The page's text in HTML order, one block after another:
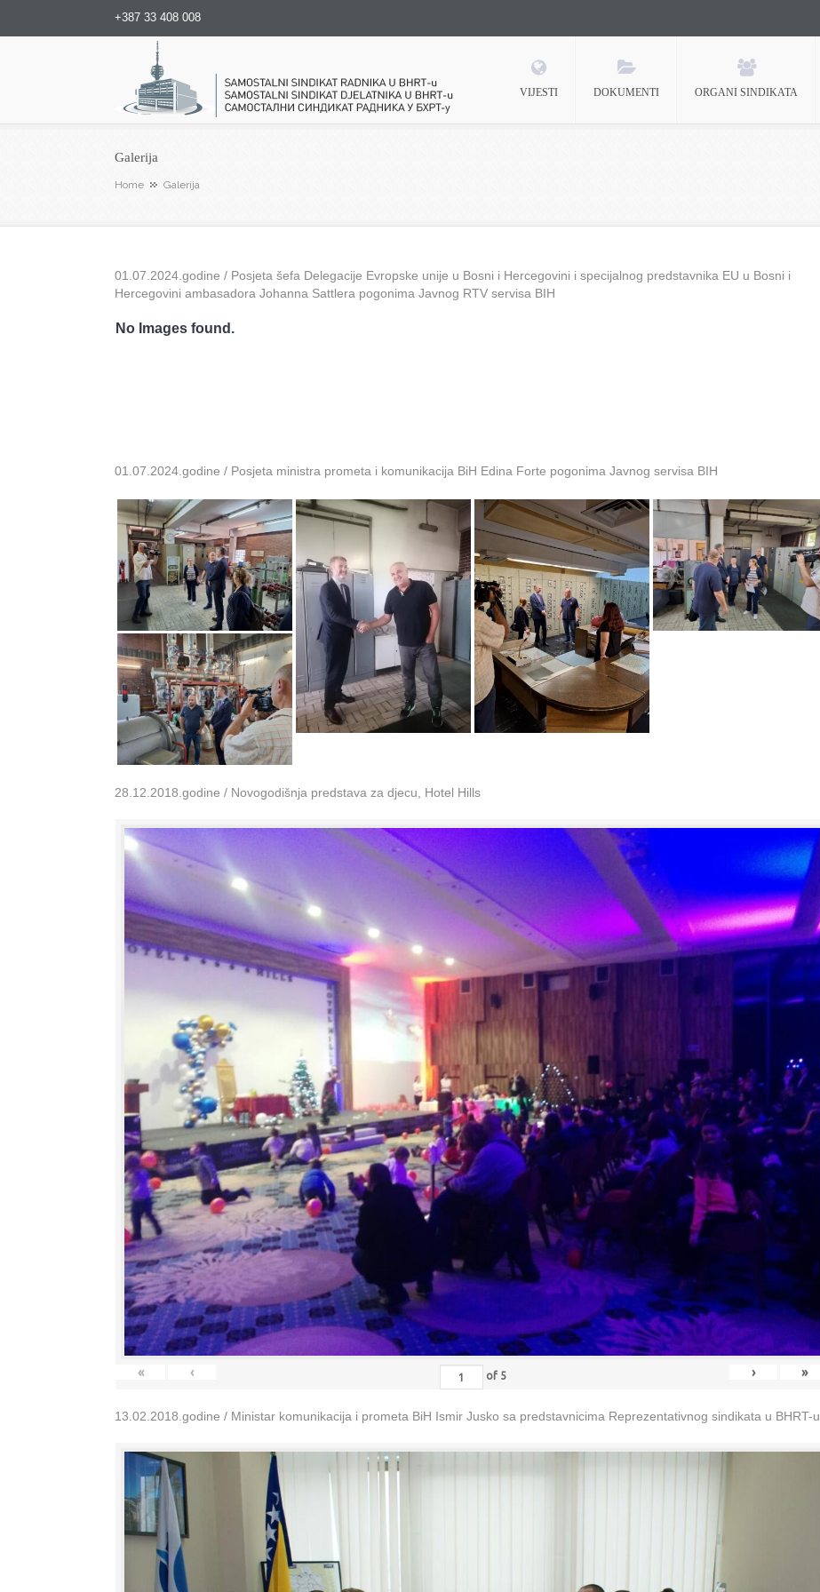
+387 33 408 008
Samostalni sindikat radnika u BHRT-u
VIJESTI DOKUMENTI ORGANI SINDIKATA
Galerija
Home Galerija
01.07.2024.godine / Posjeta šefa Delegacije Evropske unije u Bosni i Hercegovini i specijalnog predstavnika EU u Bosni i
Hercegovini ambasadora Johanna Sattlera pogonima Javnog RTV servisa BIH
No Images found.
01.07.2024.godine / Posjeta ministra prometa i komunikacija BiH Edina Forte pogonima Javnog servisa BIH
28.12.2018.godine / Novogodišnja predstava za djecu, Hotel Hills
« ‹ of 5 › »
13.02.2018.godine / Ministar komunikacija i prometa BiH Ismir Jusko sa predstavnicima Reprezentativnog sindikata u BHRT-u